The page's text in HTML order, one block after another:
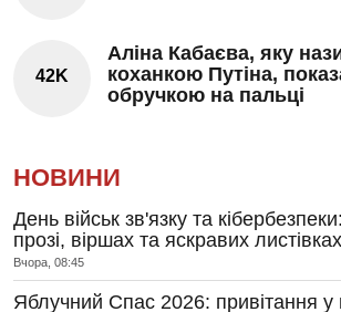
42K
Аліна Кабаєва, яку
коханкою Путіна,
обручкою на пальці
НОВИНИ
День військ зв'язку та
прозі, віршах та яскравих листівках
Вчора, 08:45
Яблучний Спас 2026: привітання у